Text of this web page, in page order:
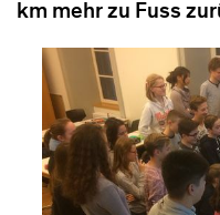
km mehr zu Fuss